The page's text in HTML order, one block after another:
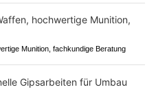
Munition, fachkundige Beratung